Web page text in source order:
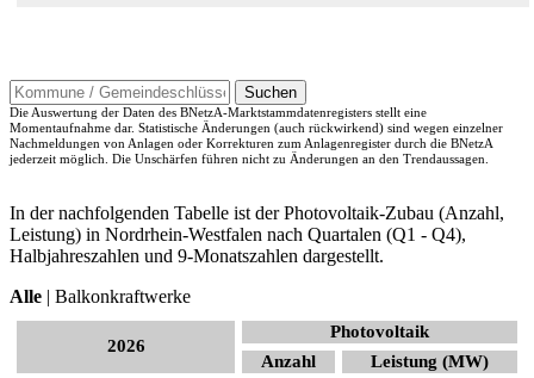
Suchen
Die Auswertung der Daten des BNetzA-Marktstammdatenregisters stellt eine
Momentaufnahme dar. Statistische Änderungen (auch rückwirkend) sind wegen einzelner
Nachmeldungen von Anlagen oder Korrekturen zum Anlagenregister durch die BNetzA
jederzeit möglich. Die Unschärfen führen nicht zu Änderungen an den Trendaussagen.
In der nachfolgenden Tabelle ist der Photovoltaik-Zubau (Anzahl,
Leistung) in Nordrhein-Westfalen nach Quartalen (Q1 - Q4),
Halbjahreszahlen und 9-Monatszahlen dargestellt.
Alle | Balkonkraftwerke
2026
Photovoltaik
Anzahl
Leistung (MW)